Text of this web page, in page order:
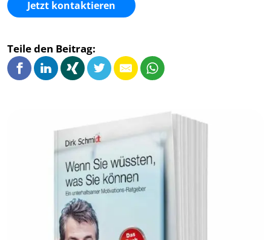
Jetzt kontaktieren
Teile den Beitrag: